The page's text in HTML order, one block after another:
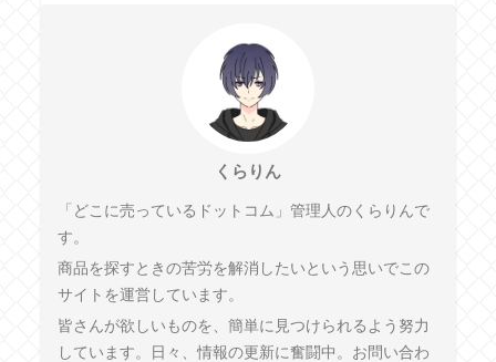
くらりん
「どこに売っているドットコム」管理人のくらりんで
す。
商品を探すときの苦労を解消したいという思いでこの
サイトを運営しています。
皆さんが欲しいものを、簡単に見つけられるよう努力
しています。日々、情報の更新に奮闘中。お問い合わ